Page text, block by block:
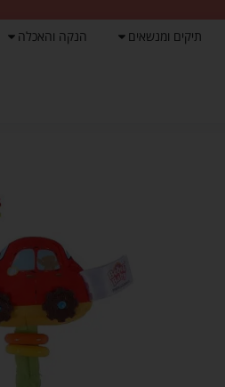
תיקים ומנשאים הנקה והאכלה